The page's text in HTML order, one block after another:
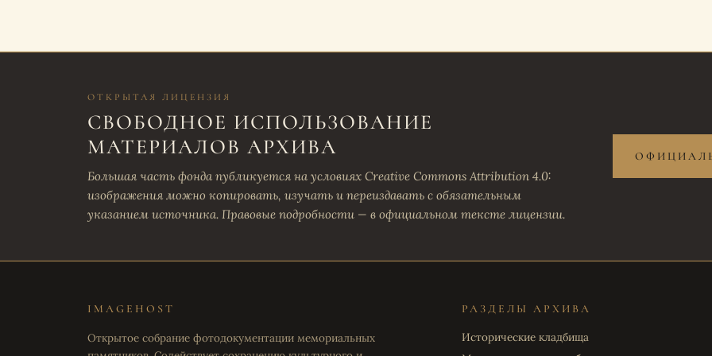
ОТКРЫТАЯ ЛИЦЕНЗИЯ
СВОБОДНОЕ ИСПОЛЬЗОВАНИЕ
МАТЕРИАЛОВ АРХИВА
Большая часть фонда публикуется на условиях Creative Commons Attribution 4.0:
изображения можно копировать, изучать и переиздавать с обязательным
указанием источника. Правовые подробности — в официальном тексте лицензии.
IMAGEHOST
Открытое собрание фотодокументации мемориальных
РАЗДЕЛЫ АРХИВА
Исторические кладбища